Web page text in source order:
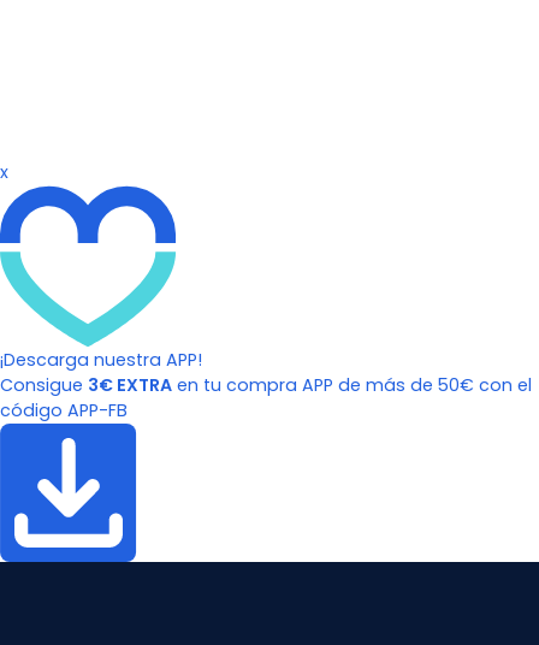
x
¡Descarga nuestra APP!
Consigue 3€ EXTRA en tu compra APP de más de 50€ con el
código APP-FB